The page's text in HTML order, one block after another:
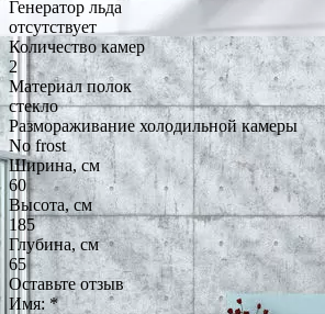
Генератор льда
отсутствует
Количество камер
2
Материал полок
стекло
Размораживание холодильной камеры
No frost
Ширина, см
60
Высота, см
185
Глубина, см
65
Оставьте отзыв
Имя: *